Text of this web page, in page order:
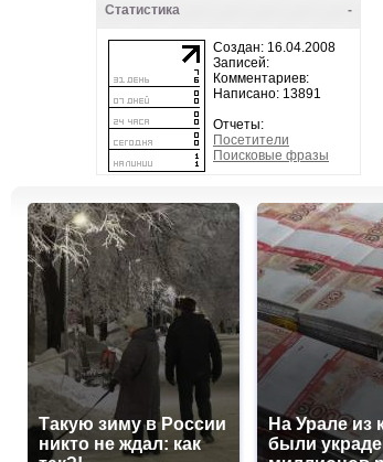
-
Статистика
Создан: 16.04.2008
Записей:
Комментариев:
Написано: 13891
Отчеты:
Посетители
Поисковые фразы
Такую зиму в России
никто не ждал: как
На Урале из
были